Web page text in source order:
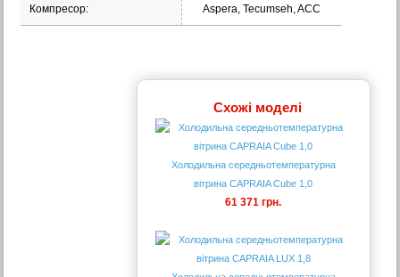
Компресор: Aspera, Tecumseh, ACC
Схожі моделі
Холодильна середньотемпературна
вітрина CAPRAIA Cube 1,0
61 371 грн.